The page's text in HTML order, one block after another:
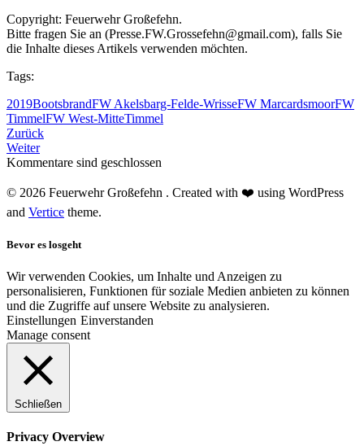
Copyright: Feuerwehr Großefehn.
Bitte fragen Sie an (Presse.FW.Grossefehn@gmail.com), falls Sie
die Inhalte dieses Artikels verwenden möchten.
Tags:
2019BootsbrandFW Akelsbarg-Felde-WrisseFW MarcardsmoorFW
TimmelFW West-MitteTimmel
Zurück
Weiter
Kommentare sind geschlossen
© 2026 Feuerwehr Großefehn . Created with ❤️ using WordPress
and Vertice theme.
Bevor es losgeht
Wir verwenden Cookies, um Inhalte und Anzeigen zu
personalisieren, Funktionen für soziale Medien anbieten zu können
und die Zugriffe auf unsere Website zu analysieren.
Einstellungen Einverstanden
Manage consent
Schließen
Privacy Overview